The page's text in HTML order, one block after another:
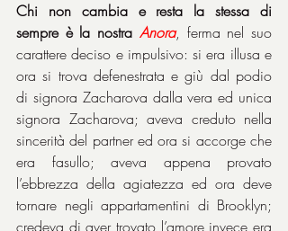
Chi non cambia e resta la stessa di
sempre è la nostra Anora, ferma nel suo
carattere deciso e impulsivo: si era illusa e
ora si trova defenestrata e giù dal podio
di signora Zacharova dalla vera ed unica
signora Zacharova; aveva creduto nella
sincerità del partner ed ora si accorge che
era fasullo; aveva appena provato
l’ebbrezza della agiatezza ed ora deve
tornare negli appartamentini di Brooklyn;
credeva di aver trovato l’amore invece era